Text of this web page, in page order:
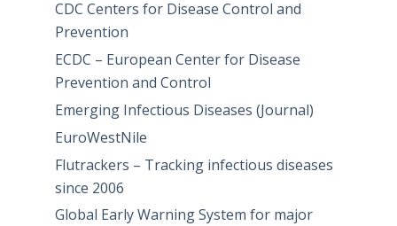
CDC Centers for Disease Control and
Prevention
ECDC – European Center for Disease
Prevention and Control
Emerging Infectious Diseases (Journal)
EuroWestNile
Flutrackers – Tracking infectious diseases
since 2006
Global Early Warning System for major